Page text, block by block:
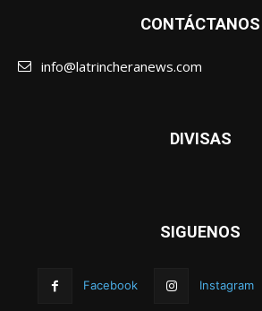
CONTÁCTANOS
info@latrincheranews.com
DIVISAS
SIGUENOS
Facebook Instagram